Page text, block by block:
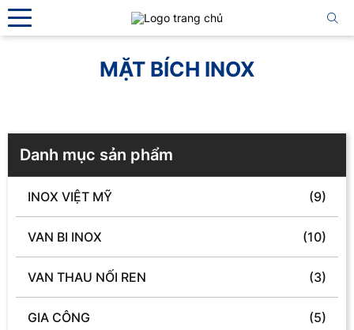
MẶT BÍCH INOX
Danh mục sản phẩm
INOX VIỆT MỸ (9)
VAN BI INOX (10)
VAN THAU NỐI REN (3)
GIA CÔNG (5)